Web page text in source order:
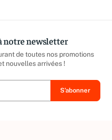
notre newsletter
de toutes nos promotions
nouvelles arrivées !